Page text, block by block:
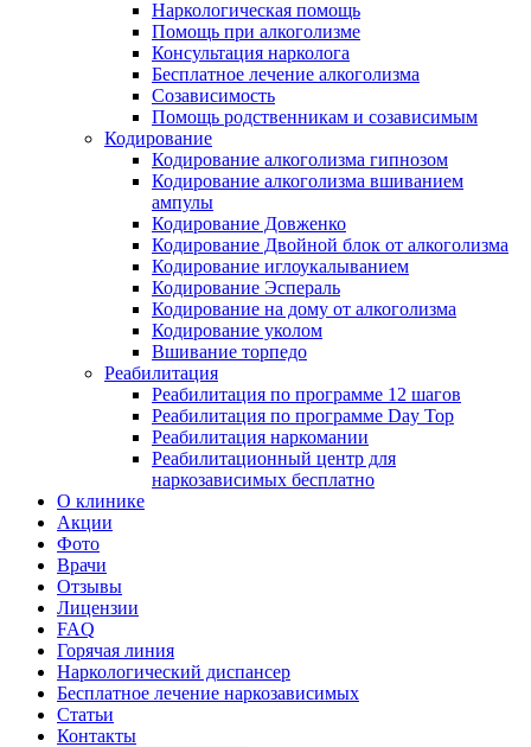
Наркологическая помощь
Помощь при алкоголизме
Консультация нарколога
Бесплатное лечение алкоголизма
Созависимость
Помощь родственникам и созависимым
Кодирование
Кодирование алкоголизма гипнозом
Кодирование алкоголизма вшиванием
ампулы
Кодирование Довженко
Кодирование Двойной блок от алкоголизма
Кодирование иглоукалыванием
Кодирование Эспераль
Кодирование на дому от алкоголизма
Кодирование уколом
Вшивание торпедо
Реабилитация
Реабилитация по программе 12 шагов
Реабилитация по программе Day Top
Реабилитация наркомании
Реабилитационный центр для
наркозависимых бесплатно
О клинике
Акции
Фото
Врачи
Отзывы
Лицензии
FAQ
Горячая линия
Наркологический диспансер
Бесплатное лечение наркозависимых
Статьи
Контакты